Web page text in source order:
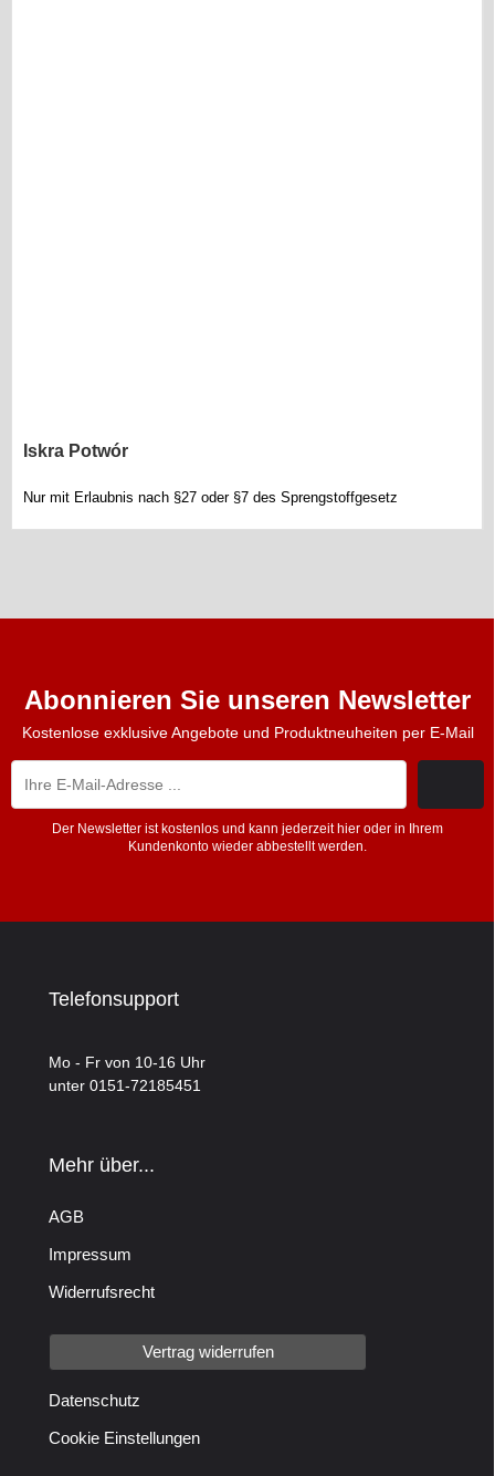
Iskra Potwór
Nur mit Erlaubnis nach §27 oder §7 des Sprengstoffgesetz
Abonnieren Sie unseren Newsletter
Kostenlose exklusive Angebote und Produktneuheiten per E-Mail
Der Newsletter ist kostenlos und kann jederzeit hier oder in Ihrem
Kundenkonto wieder abbestellt werden.
Telefonsupport
Mo - Fr von 10-16 Uhr
unter 0151-72185451
Mehr über...
AGB
Impressum
Widerrufsrecht
Vertrag widerrufen
Datenschutz
Cookie Einstellungen